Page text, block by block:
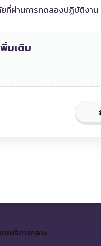
ยที่ผ่านการทดลองปฏิบัติง
มเติม
บบริการกลาง